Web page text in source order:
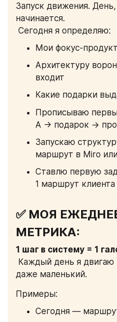
Запуск движения. День,
начинается.
Сегодня я определяю:
Мои фокус-
Архитектуру
входит
Какие подарки
Прописываю
A → подарок →
Запускаю
маршрут в Miro
Ставлю первую
1 маршрут
✅ МОЯ
МЕТРИКА:
1 шаг в систему = 1
Каждый день я двигаю
даже маленький.
Примеры:
Сегодня —